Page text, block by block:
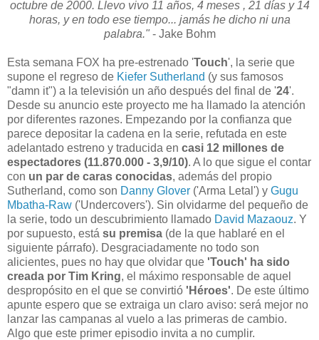
octubre de 2000. Llevo vivo 11 años, 4 meses , 21 días y 14
horas, y en todo ese tiempo... jamás he dicho ni una
palabra."- Jake Bohm
Esta semana FOX ha pre-estrenado 'Touch', la serie que
supone el regreso de Kiefer Sutherland (y sus famosos
"damn it") a la televisión un año después del final de '24'.
Desde su anuncio este proyecto me ha llamado la atención
por diferentes razones. Empezando por la confianza que
parece depositar la cadena en la serie, refutada en este
adelantado estreno y traducida en casi 12 millones de
espectadores (11.870.000 - 3,9/10). A lo que sigue el contar
con un par de caras conocidas, además del propio
Sutherland, como son Danny Glover ('Arma Letal') y Gugu
Mbatha-Raw ('Undercovers'). Sin olvidarme del pequeño de
la serie, todo un descubrimiento llamado David Mazaouz. Y
por supuesto, está su premisa (de la que hablaré en el
siguiente párrafo). Desgraciadamente no todo son
alicientes, pues no hay que olvidar que 'Touch' ha sido
creada por Tim Kring, el máximo responsable de aquel
despropósito en el que se convirtió 'Héroes'. De este último
apunte espero que se extraiga un claro aviso: será mejor no
lanzar las campanas al vuelo a las primeras de cambio.
Algo que este primer episodio invita a no cumplir.